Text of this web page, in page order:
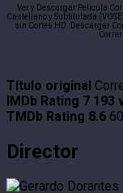
Ver y Descargar Pelicula
Castellano y Subtitulada
sin Cortes HD. Descargar
Título original
IMDb Rating 7 193
TMDb Rating 8.6
Director